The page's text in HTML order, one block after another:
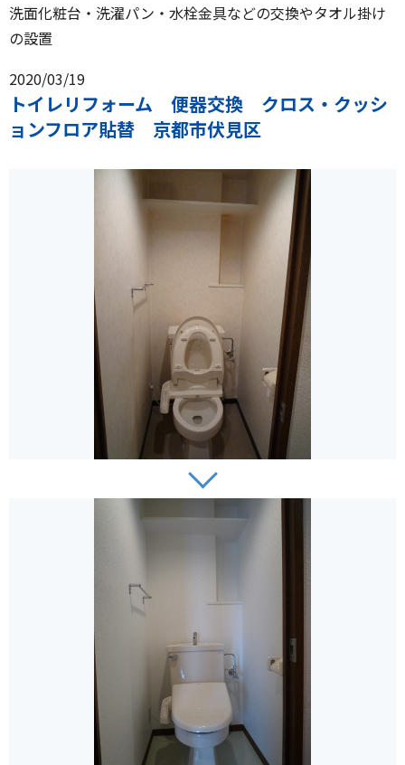
洗面化粧台・洗濯パン・水栓金具などの交換やタオル掛け
の設置
2020/03/19
トイレリフォーム 便器交換 クロス・クッシ
ョンフロア貼替 京都市伏見区